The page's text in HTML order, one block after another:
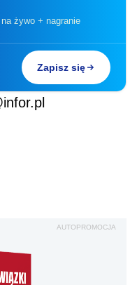
żywo + nagranie
Zapisz się
AUTOPROMOCJA